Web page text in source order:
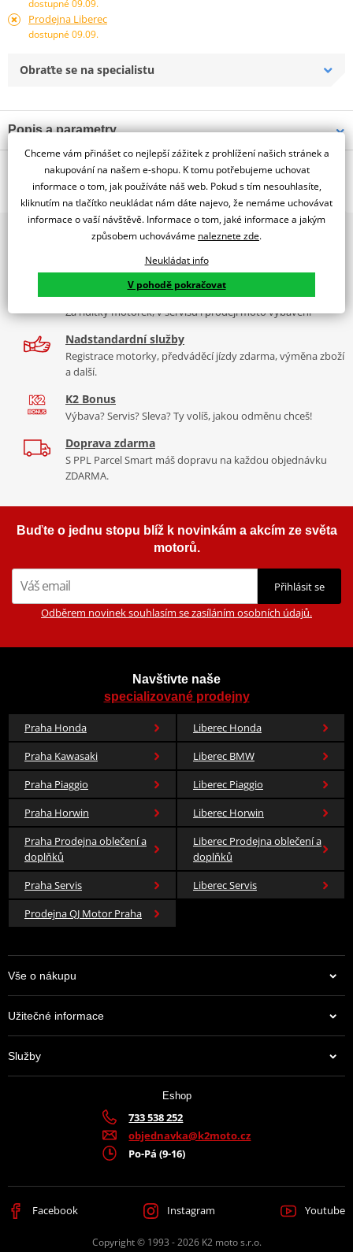
dostupné 09.09.
Prodejna Liberec
dostupné 09.09.
Obraťte se na specialistu
Popis a parametry
Jsme autorizovaný
dealer značky PUIG
WINDS. TRAFIC AGILITY CITY 50/125/150/200I
Tabulka velikostí
Co když mi to nebude
PDF Mounting tips
O výrobci
PUIG byl založen v roce 1964 ve Španělsku. Vyrábí se ve městě
Granollers poblíž Barcelony na ploše 8 000 m² v objektu, který se
dělí na 3 části: komerční, odlitkovou a kovových součástek. Již 40
let se účastní nejslavnějších závodů motocyklů po celém světě. V
naší nabídce naleznete doplňky a příslušenství například: plexi,
padací protektory a mnoho dalšího.
Zobrazit všechny produktyznačky PUIG
2x multibrand showroom
díly, to vše v Praze a Liberci
Více než 30 let zkušeností
Za řídítky motorek, v servisu i prodeji moto vybavení
Nadstandardní služby
Registrace motorky, předváděcí jízdy zdarma, výměna zboží
a další.
K2 Bonus
Výbava? Servis? Sleva? Ty volíš, jakou odměnu chceš!
Doprava zdarma
S PPL Parcel Smart máš dopravu na každou objednávku
ZDARMA.
Buďte o jednu stopu blíž k novinkám a akcím ze světa
motorů.
Přihlásit se
Odběrem novinek souhlasím se zasíláním osobních údajů.
Navštivte naše
specializované prodejny
Praha Honda
Liberec Honda
Praha Kawasaki
Liberec BMW
Praha Piaggio
Liberec Piaggio
Praha Horwin
Liberec Horwin
Praha Prodejna oblečení a
doplňků
Liberec Prodejna oblečení a
doplňků
Praha Servis
Liberec Servis
Prodejna QJ Motor Praha
Vše o nákupu
Užitečné informace
Služby
Eshop
733 538 252
objednavka@k2moto.cz
Po-Pá (9-16)
Facebook Instagram Youtube
Copyright © 1993 - 2026 K2 moto s.r.o.
Chceme vám přinášet co nejlepší zážitek z prohlížení našich stránek a
nakupování na našem e-shopu. K tomu potřebujeme uchovat
informace o tom, jak používáte náš web. Pokud s tím nesouhlasíte,
kliknutím na tlačítko neukládat nám dáte najevo, že nemáme uchovávat
informace o vaší návštěvě. Informace o tom, jaké informace a jakým
způsobem uchováváme naleznete zde.
Neukládat info
V pohodě pokračovat